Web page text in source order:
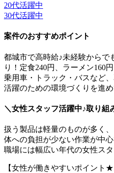
20代活躍中
30代活躍中
案件のおすすめポイント
都城市で高時給♪未経験からで
り！定食240円、ラーメン160
乗用車・トラック・バスなど
活躍のための環境づくりを進め
＼女性スタッフ活躍中♪取り組
扱う製品は軽量のものが多く、
体への負担が少ない作業が中心
職場には幅広い年代の女性ス
【女性が働きやすいポイント★